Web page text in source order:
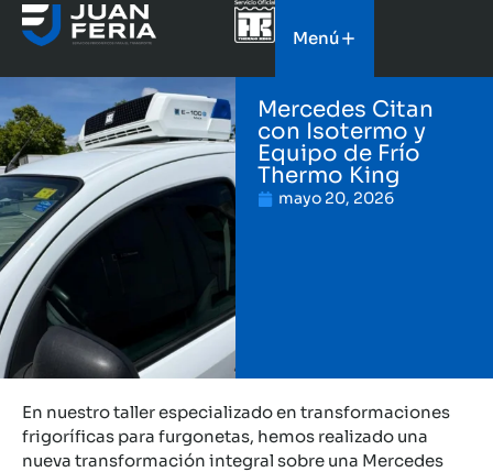
Menú
Mercedes Citan
con Isotermo y
Equipo de Frío
Thermo King
mayo 20, 2026
En nuestro taller especializado en transformaciones
frigoríficas para furgonetas, hemos realizado una
nueva transformación integral sobre una Mercedes